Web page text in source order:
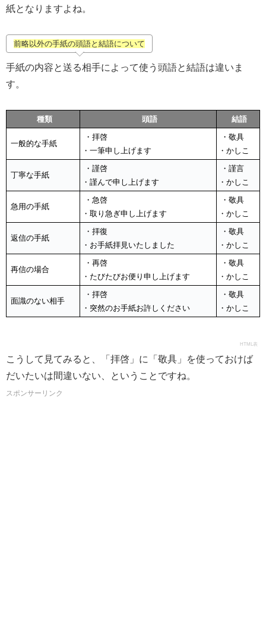
紙となりますよね。
前略以外の手紙の頭語と結語について
手紙の内容と送る相手によって使う頭語と結語は違いま
す。
種類 頭語 結語
一般的な手紙
・拝啓
・一筆申し上げます
・敬具
・かしこ
丁寧な手紙
・謹啓
・謹んで申し上げます
・謹言
・かしこ
急用の手紙
・急啓
・取り急ぎ申し上げます
・敬具
・かしこ
返信の手紙
・拝復
・お手紙拝見いたしました
・敬具
・かしこ
再信の場合
・再啓
・たびたびお便り申し上げます
・敬具
・かしこ
面識のない相手
・拝啓
・突然のお手紙お許しください
・敬具
・かしこ
HTML表
こうして見てみると、「拝啓」に「敬具」を使っておけば
だいたいは間違いない、ということですね。
スポンサーリンク